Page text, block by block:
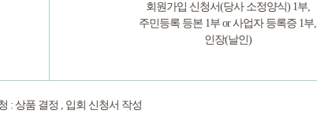
회원가입 신청서(당사 소정양식) 1부,
주민등록 등본 1부 or 사업자 등록증 1부,
인장(날인)
: 상품 결정 , 입회 신청서 작성